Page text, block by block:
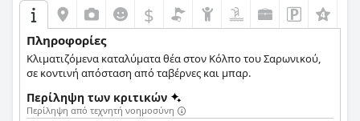
$
Πληροφορίες
Κλιματιζόμενα καταλύματα θέα στον Κόλπο του Σαρωνικού,
σε κοντινή απόσταση από ταβέρνες και μπαρ.
Περίληψη των κριτικών
Περίληψη από τεχνητή νοημοσύνη